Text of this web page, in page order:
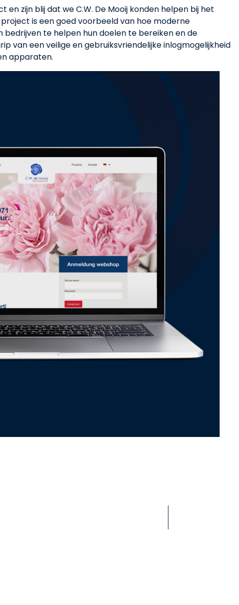
zijn blij dat we C.W. De Mooij konden helpen bij het
is een goed voorbeeld van hoe moderne
te helpen hun doelen te bereiken en de
van een veilige en gebruiksvriendelijke inlogmogelijkheid
apparaten.